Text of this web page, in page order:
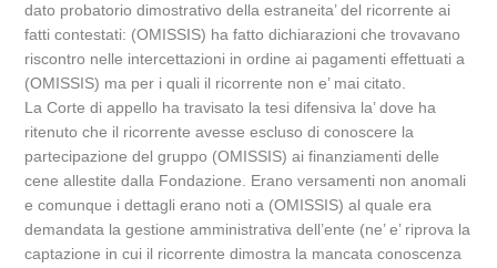
dato probatorio dimostrativo della estraneita’ del ricorrente ai
fatti contestati: (OMISSIS) ha fatto dichiarazioni che trovavano
riscontro nelle intercettazioni in ordine ai pagamenti effettuati a
(OMISSIS) ma per i quali il ricorrente non e’ mai citato.
La Corte di appello ha travisato la tesi difensiva la’ dove ha
ritenuto che il ricorrente avesse escluso di conoscere la
partecipazione del gruppo (OMISSIS) ai finanziamenti delle
cene allestite dalla Fondazione. Erano versamenti non anomali
e comunque i dettagli erano noti a (OMISSIS) al quale era
demandata la gestione amministrativa dell’ente (ne’ e’ riprova la
captazione in cui il ricorrente dimostra la mancata conoscenza